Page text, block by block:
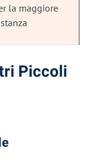
la maggiore
Piccoli